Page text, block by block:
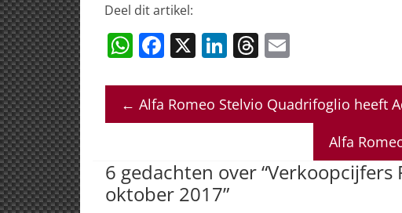
Deel dit artikel:
W
at
s
p
p
F
c
e
o
o
X Li
k
e
n
T
re
a
s
ai
l
← Alfa Romeo Stelvio Quadrifoglio heeft
Alfa
6 gedachten over “Verkoopcijfers
oktober 2017”